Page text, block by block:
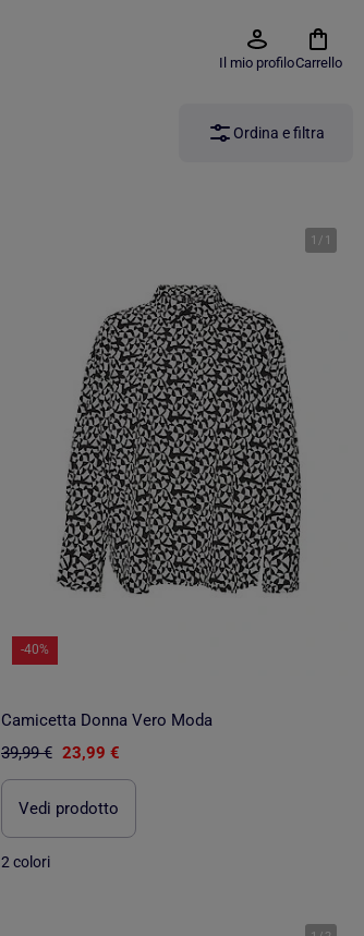
Il mio profiloCarrello
Ordina e filtra
1 / 1
-40%
Camicetta Donna Vero Moda
39,99 € 23,99 €
Vedi prodotto
2 colori